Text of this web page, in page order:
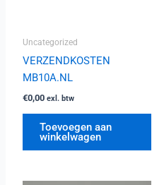
Uncategorized
VERZENDKOSTEN
MB10A.NL
€0,00 exl. btw
Toevoegen aan
winkelwagen